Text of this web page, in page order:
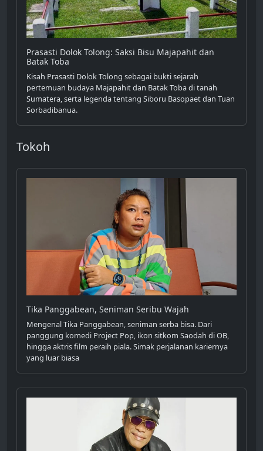
Prasasti Dolok Tolong: Saksi Bisu Majapahit dan
Batak Toba
Kisah Prasasti Dolok Tolong sebagai bukti sejarah
pertemuan budaya Majapahit dan Batak Toba di tanah
Sumatera, serta legenda tentang Siboru Basopaet dan Tuan
Sorbadibanua.
Tokoh
Tika Panggabean, Seniman Seribu Wajah
Mengenal Tika Panggabean, seniman serba bisa. Dari
panggung komedi Project Pop, ikon sitkom Saodah di OB,
hingga aktris film peraih piala. Simak perjalanan kariernya
yang luar biasa